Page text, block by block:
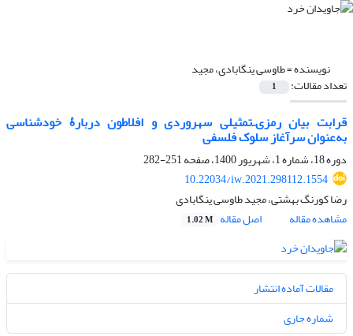
نویسنده =طاوسی ینگابادی، مجید
تعداد مقالات: 1
قرابت بیان رمزی‌ـ‌تمثیلی سهروردی و افلاطون دربارۀ خودشناسی
به‌عنوان سرآغاز سلوک فلسفی
دوره 18، شماره 1، شهریور 1400، صفحه
251-282
10.22034/iw.2021.298112.1554
رضا کورنگ بهشتی، مجید طاوسی ینگابادی
مشاهده مقاله
اصل مقاله 1.02 M
مقالات آماده انتشار
شماره جاری